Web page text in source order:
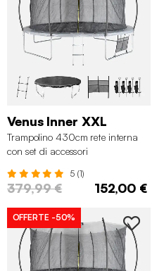
Venus Inner XXL
Trampolino 430cm rete interna
con set di accessori
5 (1)
379,99 € 152,00 €
OFFERTE -50%